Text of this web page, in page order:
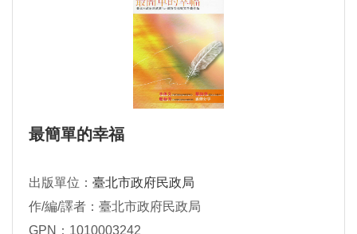
最簡單的幸福
出版單位： 臺北市政府民政局
作/編/譯者：臺北市政府民政局
GPN：1010003242